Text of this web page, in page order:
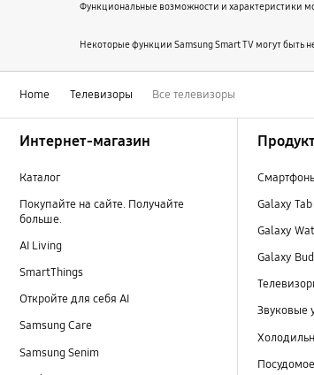
Функциональные возможности и характеристики
Некоторые функции Samsung Smart TV могут быть
Home Телевизоры Все телевизоры
Интернет-магазин
Каталог
Покупайте на сайте. Получайте
больше.
AI Living
SmartThings
Откройте для себя AI
Samsung Care
Samsung Senim
Galaxy Tab
Galaxy
Galaxy
Звуковые